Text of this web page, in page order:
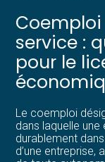
service :
pour le
Le coemploi
dans laquelle une
durablement
d’une entreprise,